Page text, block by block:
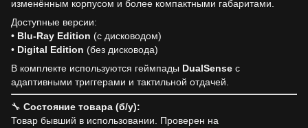
изменённым корпусом и более компактными габаритами.
Доступные версии:
• Blu-Ray Edition (с дисководом)
• Digital Edition (без дисковода)
В комплекте используются геймпады DualSense с
адаптивными триггерами и тактильной отдачей.
🔧 Состояние товара (б/у):
Товар бывший в использовании. Проверен на